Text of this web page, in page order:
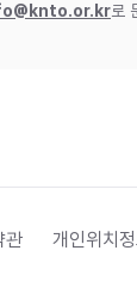
로
관 개인위치